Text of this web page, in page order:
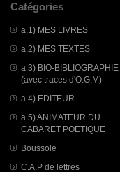
Catégories
a.1) MES LIVRES
a.2) MES TEXTES
a.3) BIO-BIBLIOGRAPHIE
(avec traces d'O.G.M)
a.4) EDITEUR
a.5) ANIMATEUR DU
CABARET POETIQUE
Boussole
C.A.P de lettres